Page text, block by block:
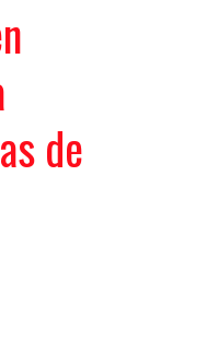
de